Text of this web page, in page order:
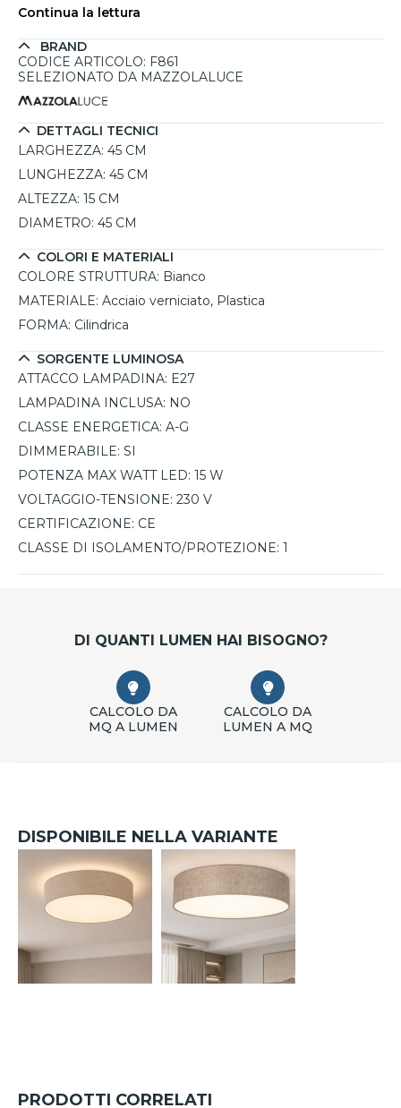
coniugare funzionalità ed estetica. Realizzata con un
bianca che si integra perfettamente in ambienti dal design
boho, classico o minimalista. La sua lampada, con attacco
permettendo di personalizzare l'atmosfera della stanza.
Con una protezione IP20, è adatta per ambienti interni e
garantisce una facile installazione grazie all'assemblaggio
magnetico del paralume. Grazie alla sua dimmerabilità, può
ogni momento speciale.
Continua la lettura
BRAND
CODICE ARTICOLO: F861
SELEZIONATO DA MAZZOLALUCE
DETTAGLI TECNICI
LARGHEZZA: 45 CM
LUNGHEZZA: 45 CM
ALTEZZA: 15 CM
DIAMETRO: 45 CM
COLORI E MATERIALI
COLORE STRUTTURA: Bianco
MATERIALE: Acciaio verniciato, Plastica
FORMA: Cilindrica
SORGENTE LUMINOSA
ATTACCO LAMPADINA: E27
LAMPADINA INCLUSA: NO
CLASSE ENERGETICA: A-G
DIMMERABILE: SI
POTENZA MAX WATT LED: 15 W
VOLTAGGIO-TENSIONE: 230 V
CERTIFICAZIONE: CE
CLASSE DI ISOLAMENTO/PROTEZIONE: 1
DI QUANTI LUMEN HAI BISOGNO?
CALCOLO DA
MQ A LUMEN
CALCOLO DA
LUMEN A MQ
DISPONIBILE NELLA VARIANTE
PRODOTTI CORRELATI